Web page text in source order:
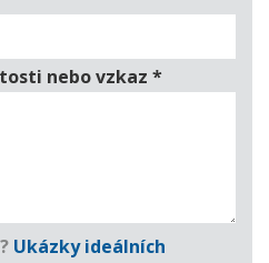
nebo vzkaz *
Ukázky ideálních